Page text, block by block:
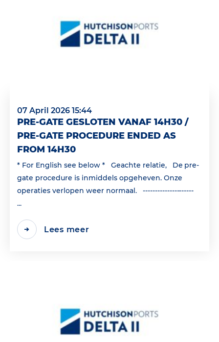
07 April 2026 15:44
PRE-GATE GESLOTEN VANAF 14H30 /
PRE-GATE PROCEDURE ENDED AS
FROM 14H30
* For English see below * Geachte relatie, De pre-
gate procedure is inmiddels opgeheven. Onze
operaties verlopen weer normaal. ---------------------
...
Lees meer